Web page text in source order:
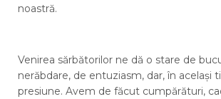
noastră.
Venirea sărbătorilor ne dă o stare de
nerăbdare, de entuziasm, dar, în același
presiune. Avem de făcut cumpărături,